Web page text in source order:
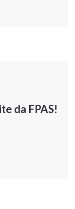
da FPAS!